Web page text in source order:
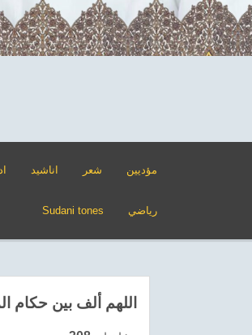
مؤديين شعر اناشيد
رياضي Sudani tones
اللهم ألف بين حكام